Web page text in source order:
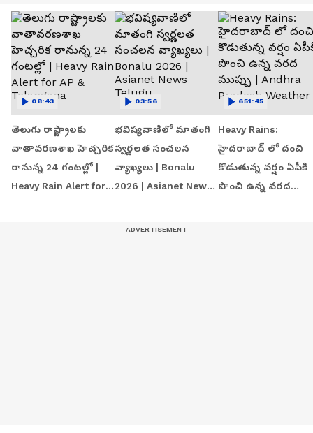
తెలుగు రాష్ట్రాలకు
వాతావరణశాఖ హెచ్చరిక
రానున్న 24 గంటల్లో |
Heavy Rain Alert for
08:43
భవిష్యవాణిలో మాతంగి
స్వర్ణలత సంచలన
వ్యాఖ్యలు | Bonalu
2026 | Asianet News
03:56
Heavy Rains:
హైదరాబాద్ లో దంచి
కొడుతున్న వర్షం ఏపీకి
పొంచి ఉన్న వరద
651:45